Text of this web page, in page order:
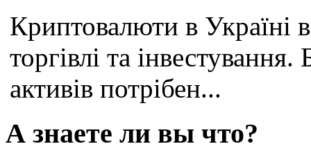
Криптовалюти в Україні
торгівлі та
активів потрібен...
А знаете ли вы что?